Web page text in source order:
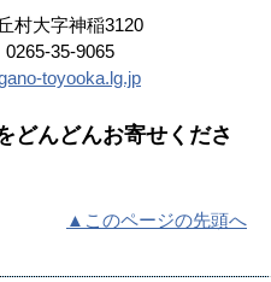
村大字神稲3120
35-9065
toyooka.lg.jp
どんどんお寄せくださ
▲このページの先頭へ